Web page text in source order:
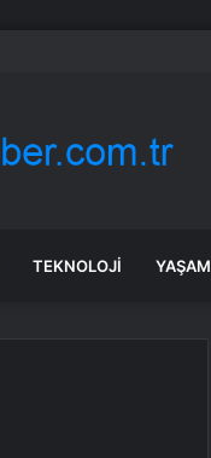
TEKNOLOJI YAŞAM